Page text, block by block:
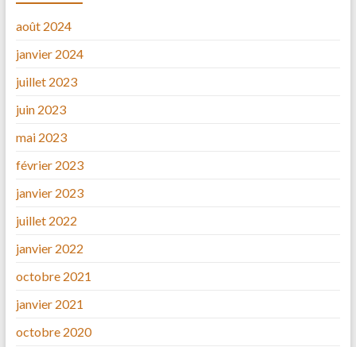
août 2024
janvier 2024
juillet 2023
juin 2023
mai 2023
février 2023
janvier 2023
juillet 2022
janvier 2022
octobre 2021
janvier 2021
octobre 2020